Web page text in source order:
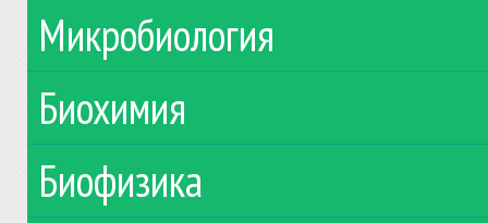
Микробиология
Биохимия
Биофизика